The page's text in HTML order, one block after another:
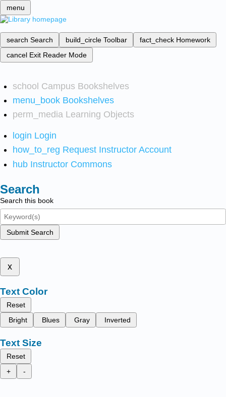
menu
search Search build_circle Toolbar fact_check Homework
cancel Exit Reader Mode
school Campus Bookshelves
menu_book Bookshelves
perm_media Learning Objects
login Login
how_to_reg Request Instructor Account
hub Instructor Commons
Search
Search this book
Submit Search
x
Text Color
Reset
Bright
Blues Gray Inverted
Text Size
Reset
+
-